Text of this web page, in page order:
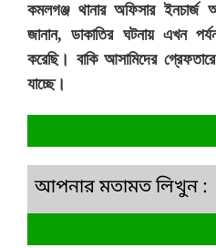
কমলগঞ্জ থানার অফিসার
জানান, ডাকাতির ঘটনায় এখন
করেছি। বাকি আসামিদের
যাচ্ছে।
আপনার মতামত লিখুন :